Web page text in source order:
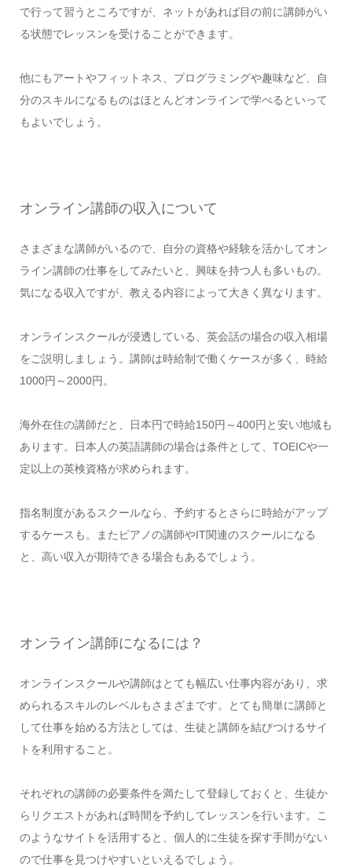
で行って習うところですが、ネットがあれば目の前に講師がい
る状態でレッスンを受けることができます。
他にもアートやフィットネス、プログラミングや趣味など、自
分のスキルになるものはほとんどオンラインで学べるといって
もよいでしょう。
オンライン講師の収入について
さまざまな講師がいるので、自分の資格や経験を活かしてオン
ライン講師の仕事をしてみたいと、興味を持つ人も多いもの。
気になる収入ですが、教える内容によって大きく異なります。
オンラインスクールが浸透している、英会話の場合の収入相場
をご説明しましょう。講師は時給制で働くケースが多く、時給
1000円～2000円。
海外在住の講師だと、日本円で時給150円～400円と安い地域も
あります。日本人の英語講師の場合は条件として、TOEICや一
定以上の英検資格が求められます。
指名制度があるスクールなら、予約するとさらに時給がアップ
するケースも。またピアノの講師やIT関連のスクールになる
と、高い収入が期待できる場合もあるでしょう。
オンライン講師になるには？
オンラインスクールや講師はとても幅広い仕事内容があり、求
められるスキルのレベルもさまざまです。とても簡単に講師と
して仕事を始める方法としては、生徒と講師を結びつけるサイ
トを利用すること。
それぞれの講師の必要条件を満たして登録しておくと、生徒か
らリクエストがあれば時間を予約してレッスンを行います。こ
のようなサイトを活用すると、個人的に生徒を探す手間がない
ので仕事を見つけやすいといえるでしょう。